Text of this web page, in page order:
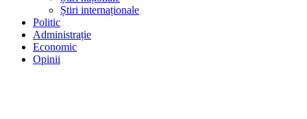
Știri internaționale
Politic
Administrație
Economic
Opinii